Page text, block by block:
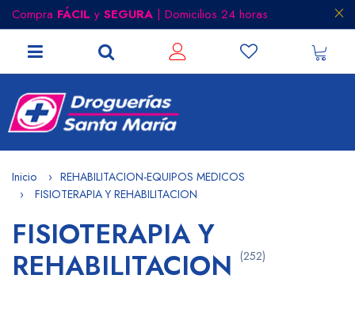
Compra FÁCIL y SEGURA | Domicilios 24 horas
Inicio
REHABILITACION-EQUIPOS MEDICOS
FISIOTERAPIA Y REHABILITACION
FISIOTERAPIA Y
REHABILITACION (252)